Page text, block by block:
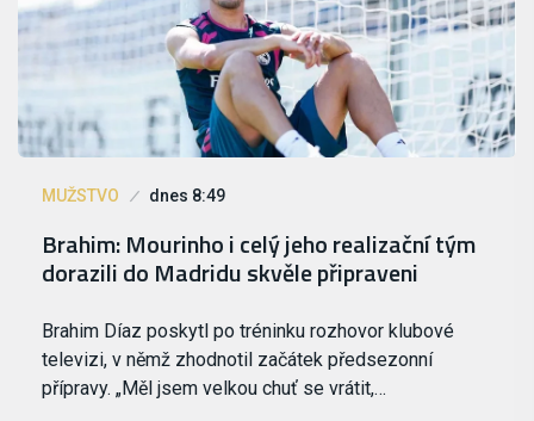
MUŽSTVO dnes 8:49
Brahim: Mourinho i celý jeho realizační tým
dorazili do Madridu skvěle připraveni
Brahim Díaz poskytl po tréninku rozhovor klubové
televizi, v němž zhodnotil začátek předsezonní
přípravy. „Měl jsem velkou chuť se vrátit,…